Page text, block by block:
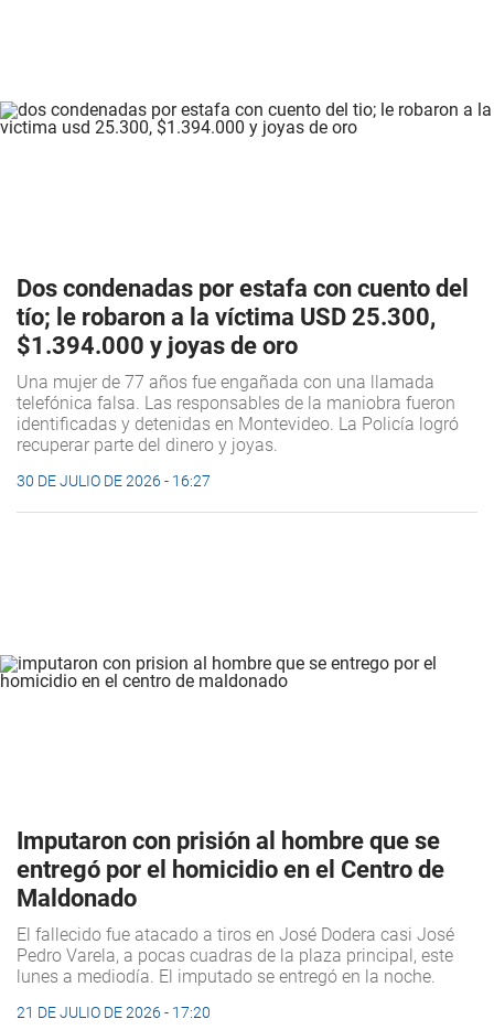
Dos condenadas por estafa con cuento del
tío; le robaron a la víctima USD 25.300,
$1.394.000 y joyas de oro
Una mujer de 77 años fue engañada con una llamada
telefónica falsa. Las responsables de la maniobra fueron
identificadas y detenidas en Montevideo. La Policía logró
recuperar parte del dinero y joyas.
30 DE JULIO DE 2026 - 16:27
Imputaron con prisión al hombre que se
entregó por el homicidio en el Centro de
Maldonado
El fallecido fue atacado a tiros en José Dodera casi José
Pedro Varela, a pocas cuadras de la plaza principal, este
lunes a mediodía. El imputado se entregó en la noche.
21 DE JULIO DE 2026 - 17:20